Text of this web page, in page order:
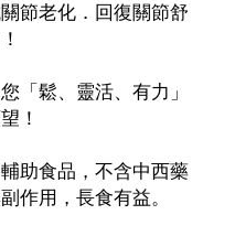
節老化．回復關節舒
「鬆、靈活、有力」
！
助食品，不含中西藥
作用，長食有益。